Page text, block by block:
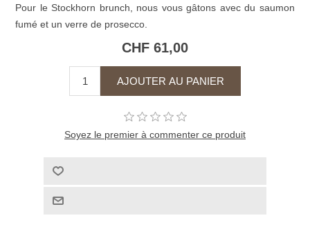
Pour le Stockhorn brunch, nous vous gâtons avec du saumon
fumé et un verre de prosecco.
CHF 61,00
Soyez le premier à commenter ce produit